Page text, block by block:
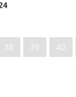
38 39 40